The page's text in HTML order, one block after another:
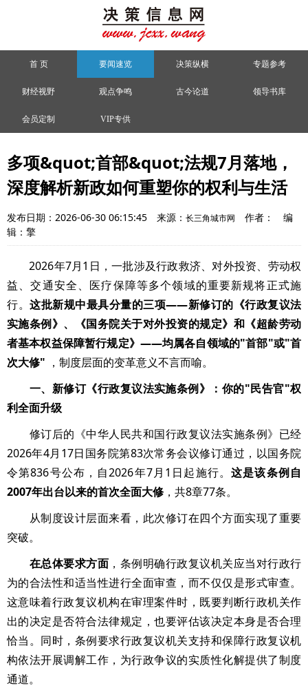
首 页 要闻速览 决策纵横 专题参考
财经视野 观点争鸣 古今论道 领导书库
会员定制 VIP专供
多项&quot;首部&quot;法规7月落地，
深度解析新政如何重塑你的权利与生活
发布日期：2026-06-30 06:15:45 来源： 长三角城市网 作者：
编
辑：擎
2026年7月1日，一批涉及行政救济、对外投资、劳动权
益、交通安全、医疗保障等多个领域的重要新规将正式施
行。 这批新规中最具分量的三项——新修订的《行政复议法
实施条例》、《国务院关于对外投资的规定》和《超龄劳动
者基本权益保障暂行规定》——均属各自领域的"首部"或"首
次大修" ，制度层面的变革意义不言而喻。
一、新修订《行政复议法实施条例》：你的"民告官"权
利全面升级
修订后的《中华人民共和国行政复议法实施条例》已经
2026年4月17日国务院第83次常务会议修订通过，以国务院
令第836号公布，自2026年7月1日起施行。这是该条例自
2007年出台以来的首次全面大修 ，共8章77条。
从制度设计层面来看，此次修订在四个方面实现了重要
突破。
在总体要求方面 ，条例明确行政复议机关应当对行政行
为的合法性和适当性进行全面审查，而不仅仅是形式审查。
这意味着行政复议机构在审理案件时，既要判断行政机关作
出的决定是否符合法律规定，也要评估该决定本身是否合理
恰当。同时，条例要求行政复议机关支持和保障行政复议机
构依法开展调解工作，为行政争议的实质性化解提供了制度
通道。